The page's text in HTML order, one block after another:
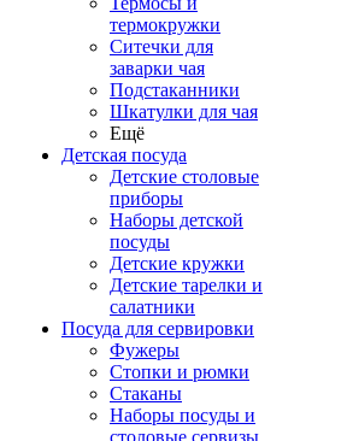
термокружки
Ситечки для
заварки чая
Подстаканники
Шкатулки для чая
Ещё
Детская посуда
Детские столовые
приборы
Наборы детской
посуды
Детские кружки
Детские тарелки и
салатники
Посуда для сервировки
Фужеры
Стопки и рюмки
Стаканы
Наборы посуды и
столовые сервизы